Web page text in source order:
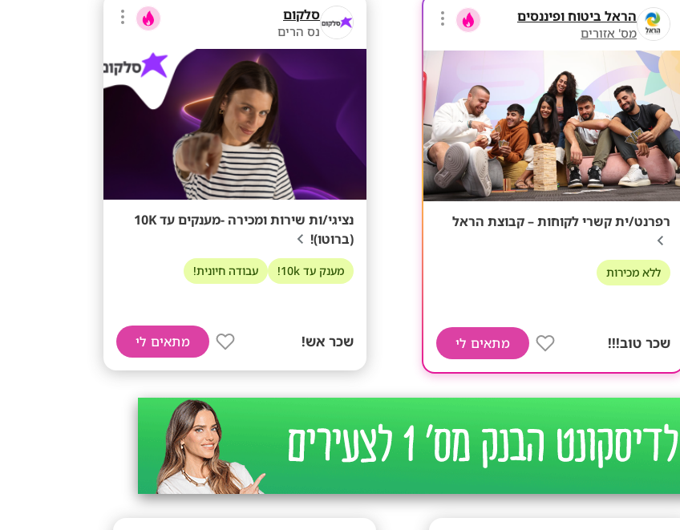
הראל ביטוח ופיננסים
מס' אזורים
רפרנט/ית קשרי לקוחות – קבוצת הראל
ללא מכירות
שכר טוב!!! מתאים לי
סלקום
נס הרים
נציגי/ות שירות ומכירה -מענקים עד 10K
(ברוטו)!
מענק עד 10k! עבודה חיונית!
שכר אש! מתאים לי